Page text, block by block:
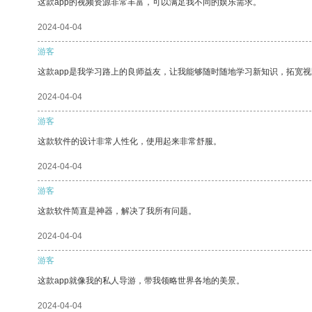
这款app的视频资源非常丰富，可以满足我不同的娱乐需求。
2024-04-04
游客
这款app是我学习路上的良师益友，让我能够随时随地学习新知识，拓宽
2024-04-04
游客
这款软件的设计非常人性化，使用起来非常舒服。
2024-04-04
游客
这款软件简直是神器，解决了我所有问题。
2024-04-04
游客
这款app就像我的私人导游，带我领略世界各地的美景。
2024-04-04